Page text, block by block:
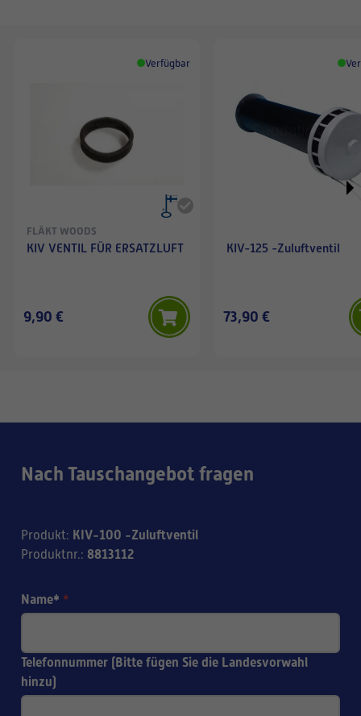
Verfügbar
FLÄKT WOODS
KIV VENTIL FÜR ERSATZLUFT
9,90 €
KIV-125 -Zuluftventil
73,90 €
Nach Tauschangebot fragen
Produkt: KIV-100 -Zuluftventil
Produktnr.: 8813112
Name* *
Telefonnummer (Bitte fügen Sie die Landesvorwahl
hinzu)